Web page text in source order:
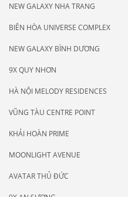
NEW GALAXY NHA TRANG
BIÊN HÒA UNIVERSE COMPLEX
NEW GALAXY BÌNH DƯƠNG
9X QUY NHƠN
HÀ NỘI MELODY RESIDENCES
VŨNG TÀU CENTRE POINT
KHẢI HOÀN PRIME
MOONLIGHT AVENUE
AVATAR THỦ ĐỨC